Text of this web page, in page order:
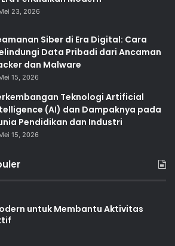
23, 2026
Siber di Era Digital: Cara
Data Pribadi dari Ancaman
dan Malware
15, 2026
Teknologi Artificial
(AI) dan Dampaknya pada
Pendidikan dan Industri
15, 2026
untuk Membantu Aktivitas